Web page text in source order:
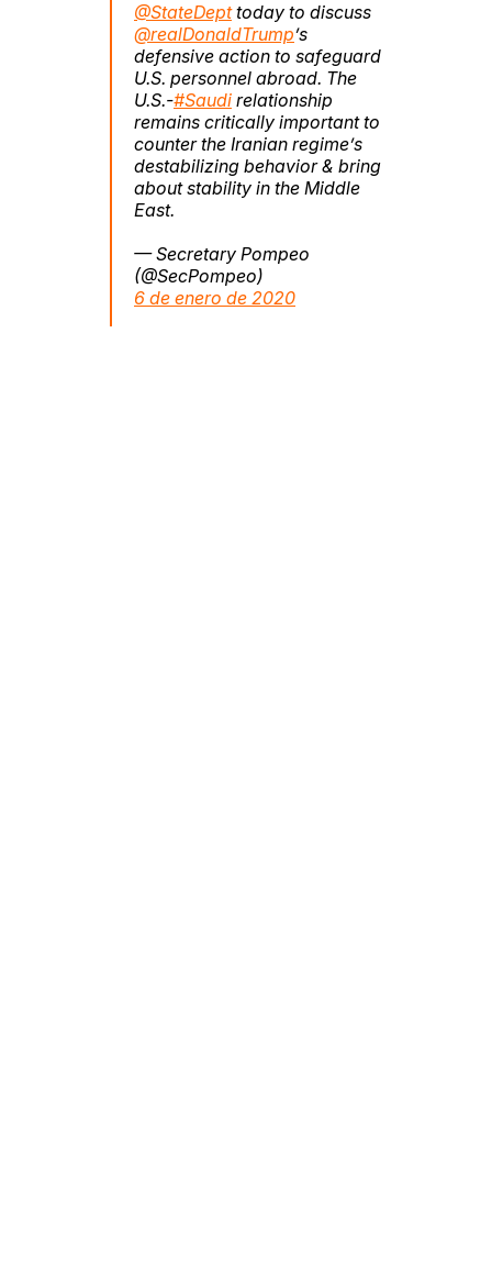
@StateDepttoday to discuss
@realDonaldTrump’s
defensive action to safeguard
U.S. personnel abroad. The
U.S.-#Saudi relationship
remains critically important to
counter the Iranian regime’s
destabilizing behavior & bring
about stability in the Middle
East.
— Secretary Pompeo
(@SecPompeo)
6 de enero de 2020